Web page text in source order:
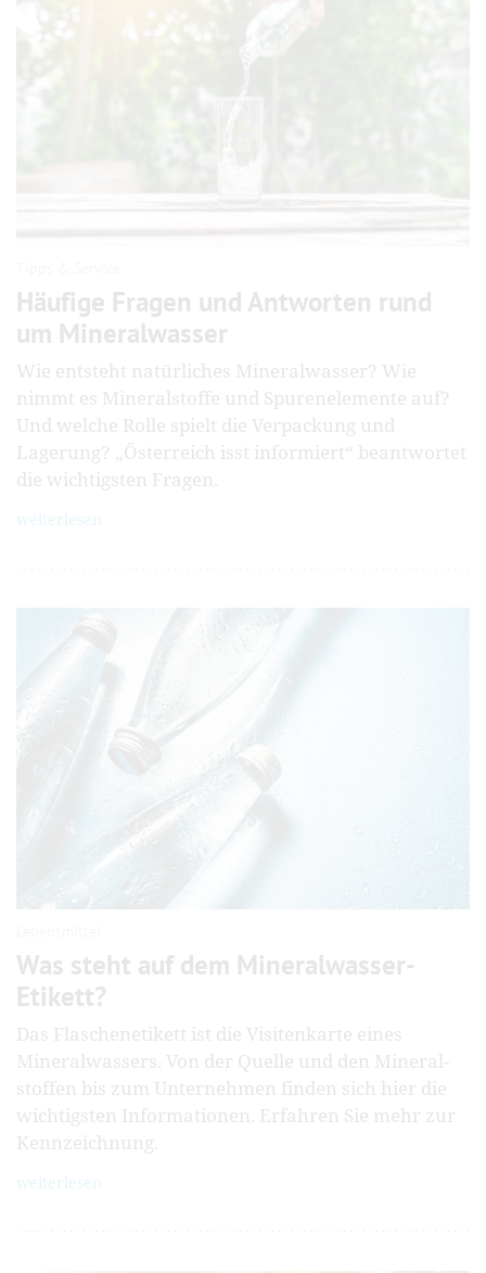
Häufige Fragen und Antworten rund
um Mineralwasser
Wie entsteht natürliches Mineralwasser? Wie
nimmt es Mineral­stoffe und Spuren­elemente auf?
Und welche Rolle spielt die Verpackung und
Lagerung? „Österreich isst informiert“ beantwortet
die wichtigsten Fragen.
weiterlesen
Was steht auf dem Mineralwasser-
Etikett?
Das Flaschenetikett ist die Visiten­karte eines
Mineral­wassers. Von der Quelle und den Mineral­
stoffen bis zum Unter­nehmen finden sich hier die
wichtigsten Informa­tionen. Erfahren Sie mehr zur
Kenn­zeichnung.
weiterlesen